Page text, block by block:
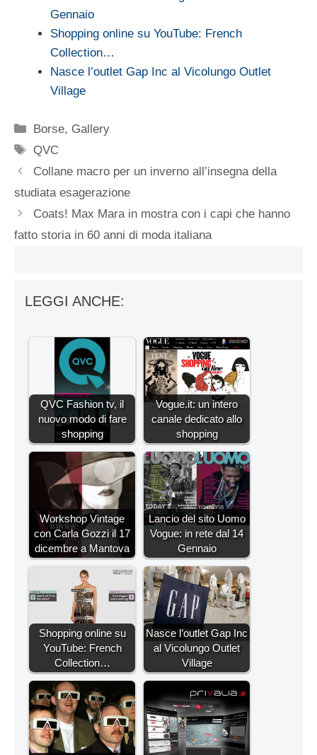
Gennaio
Shopping online su YouTube: French
Collection…
Nasce l’outlet Gap Inc al Vicolungo Outlet
Village
Categorie
Borse, Gallery
Tag
QVC
Collane macro per un inverno all’insegna della
studiata esagerazione
Coats! Max Mara in mostra con i capi che hanno
fatto storia in 60 anni di moda italiana
LEGGI ANCHE:
QVC Fashion tv, il
nuovo modo di fare
shopping
Vogue.it: un intero
canale dedicato allo
shopping
Workshop Vintage
con Carla Gozzi il 17
dicembre a Mantova
Lancio del sito Uomo
Vogue: in rete dal 14
Gennaio
Shopping online su
YouTube: French
Collection…
Nasce l’outlet Gap Inc
al Vicolungo Outlet
Village